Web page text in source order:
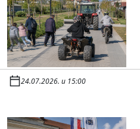
24.07.2026. u 15:00